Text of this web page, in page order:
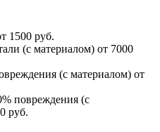
1500 руб.
(с материалом) от 7000
(с материалом) от
повреждения (с
руб.